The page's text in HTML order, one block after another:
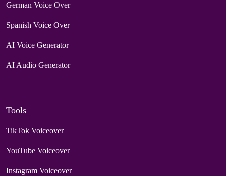
German Voice Over
Spanish Voice Over
AI Voice Generator
AI Audio Generator
Tools
TikTok Voiceover
YouTube Voiceover
Instagram Voiceover